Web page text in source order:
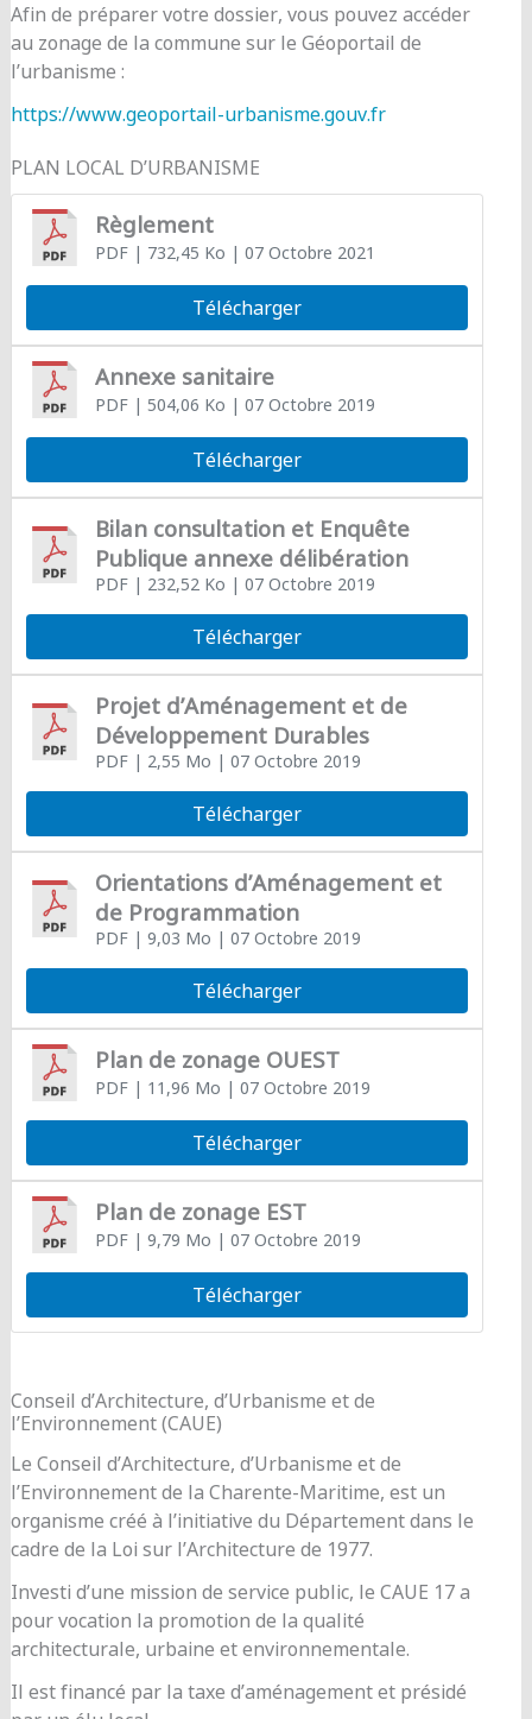
Afin de préparer votre dossier, vous pouvez accéder
au zonage de la commune sur le Géoportail de
l’urbanisme :
https://www.geoportail-urbanisme.gouv.fr
PLAN LOCAL D’URBANISME
Règlement
PDF| 732,45 Ko | 07 Octobre 2021
Télécharger
Annexe sanitaire
PDF| 504,06 Ko | 07 Octobre 2019
Télécharger
Bilan consultation et Enquête
Publique annexe délibération
PDF| 232,52 Ko | 07 Octobre 2019
Télécharger
Projet d’Aménagement et de
Développement Durables
PDF| 2,55 Mo | 07 Octobre 2019
Télécharger
Orientations d’Aménagement et
de Programmation
PDF| 9,03 Mo | 07 Octobre 2019
Télécharger
Plan de zonage OUEST
PDF| 11,96 Mo | 07 Octobre 2019
Télécharger
Plan de zonage EST
PDF| 9,79 Mo | 07 Octobre 2019
Télécharger
Conseil d’Architecture, d’Urbanisme et de
l’Environnement (CAUE)
Le Conseil d’Architecture, d’Urbanisme et de
l’Environnement de la Charente-Maritime, est un
organisme créé à l’initiative du Département dans le
cadre de la Loi sur l’Architecture de 1977.
Investi d’une mission de service public, le CAUE 17 a
pour vocation la promotion de la qualité
architecturale, urbaine et environnementale.
Il est financé par la taxe d’aménagement et présidé